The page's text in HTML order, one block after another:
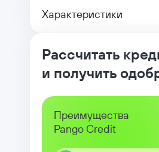
Характеристики
Рассчитать
и получить
Преимущества
Pango Credit